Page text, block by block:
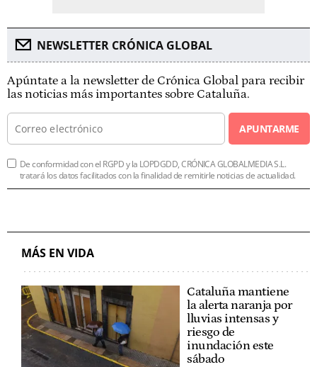
NEWSLETTER CRÓNICA GLOBAL
Apúntate a la newsletter de Crónica Global para recibir
las noticias más importantes sobre Cataluña.
APUNTARME
De conformidad con el RGPD y la LOPDGDD, CRÓNICA GLOBALMEDIA S.L.
tratará los datos facilitados con la finalidad de remitirle noticias de actualidad.
MÁS EN VIDA
Cataluña mantiene
la alerta naranja por
lluvias intensas y
riesgo de
inundación este
sábado